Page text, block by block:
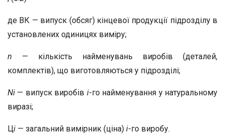
де ВК — випуск (обсяг) кінцевої продукції підрозділу в
установлених одиницях виміру;
n — кількість найменувань виробів (деталей,
комплектів), що виготовляються у підрозділі;
Nі — випуск виробів і-го найменування у натуральному
виразі;
Ці — загальний вимірник (ціна) і-го виробу.